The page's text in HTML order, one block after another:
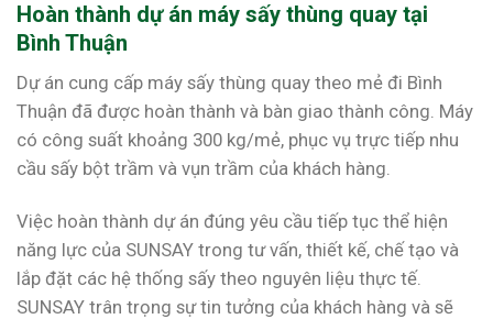
Hoàn thành dự án máy sấy thùng quay tại
Bình Thuận
Dự án cung cấp máy sấy thùng quay theo mẻ đi Bình
Thuận đã được hoàn thành và bàn giao thành công. Máy
có công suất khoảng 300 kg/mẻ, phục vụ trực tiếp nhu
cầu sấy bột trầm và vụn trầm của khách hàng.
Việc hoàn thành dự án đúng yêu cầu tiếp tục thể hiện
năng lực của SUNSAY trong tư vấn, thiết kế, chế tạo và
lắp đặt các hệ thống sấy theo nguyên liệu thực tế.
SUNSAY trân trọng sự tin tưởng của khách hàng và sẽ